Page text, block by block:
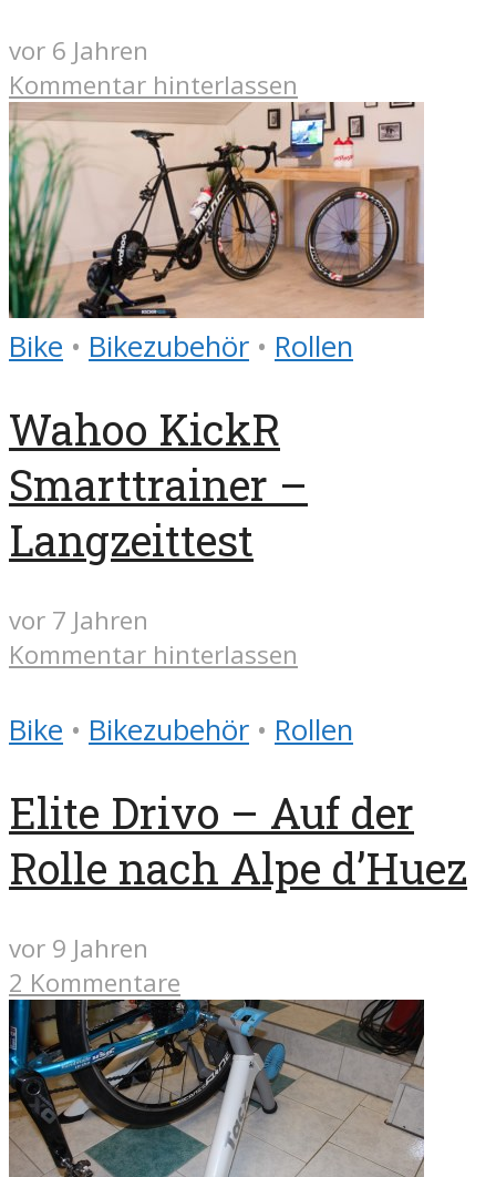
vor 6 Jahren
Kommentar hinterlassen
Bike • Bikezubehör • Rollen
Wahoo KickR
Smarttrainer –
Langzeittest
vor 7 Jahren
Kommentar hinterlassen
Bike • Bikezubehör • Rollen
Elite Drivo – Auf der
Rolle nach Alpe d’Huez
vor 9 Jahren
2 Kommentare